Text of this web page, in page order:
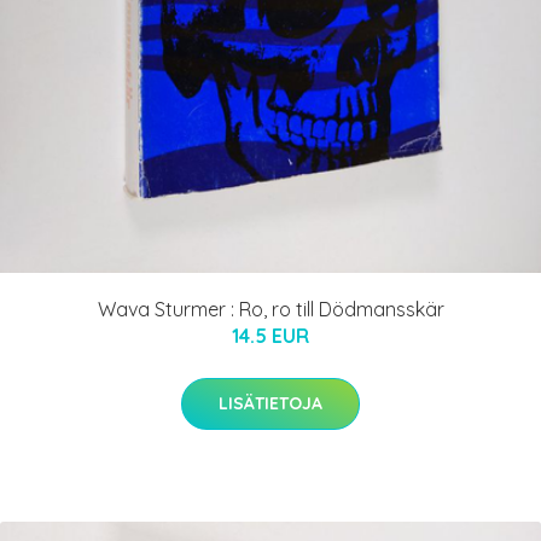
Wava Sturmer : Ro, ro till Dödmansskär
14.5 EUR
LISÄTIETOJA